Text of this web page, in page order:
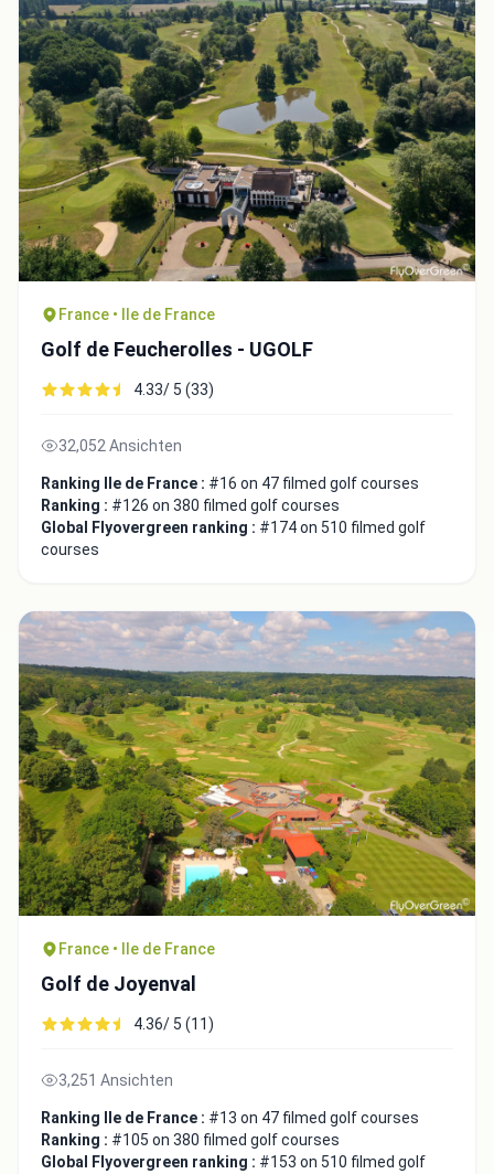
France • Ile de France
Golf de Feucherolles - UGOLF
4.33/ 5 (33)
32,052 Ansichten
Ranking Ile de France : #16 on 47 filmed golf courses
Ranking : #126 on 380 filmed golf courses
Global Flyovergreen ranking : #174 on 510 filmed golf
courses
France • Ile de France
Golf de Joyenval
4.36/ 5 (11)
3,251 Ansichten
Ranking Ile de France : #13 on 47 filmed golf courses
Ranking : #105 on 380 filmed golf courses
Global Flyovergreen ranking : #153 on 510 filmed golf